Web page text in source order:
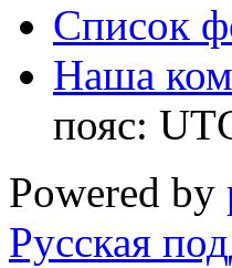
Список
Наша
пояс:
Powered by
Русская